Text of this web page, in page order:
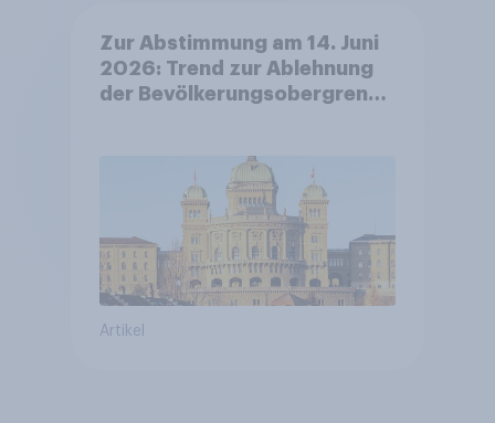
Zur Abstimmung am 14. Juni
2026: Trend zur Ablehnung
der Bevölkerungsobergrenze
Zivildienstgesetz sinken
Artikel